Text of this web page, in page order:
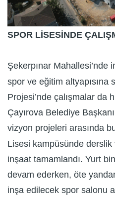
SPOR LİSESİNDE
Şekerpınar Mahallesi’nde
spor ve eğitim altyapısına
Projesi’nde çalışmalar da
Çayırova Belediye
vizyon projeleri arasında
Lisesi kampüsünde derslik
inşaat tamamlandı. Yurt
devam ederken, öte
inşa edilecek spor salonu